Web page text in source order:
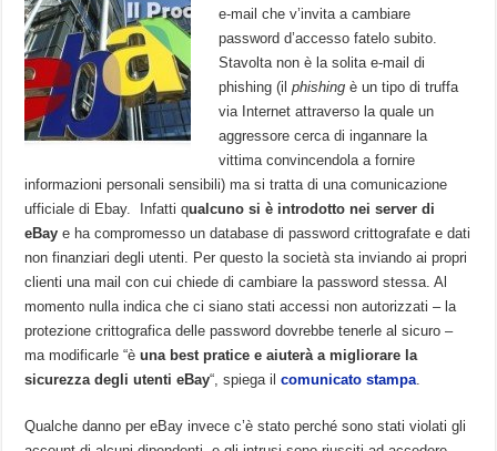
e-mail che v’invita a cambiare
password d’accesso fatelo subito.
Stavolta non è la solita e-mail di
phishing (i lphishing è un tipo di truffa
via Internet attraverso la quale un
aggressore cerca di ingannare la
vittima convincendola a fornire
informazioni personali sensibili) ma si tratta di una comunicazione
ufficiale di Ebay. Infatti qualcuno si è introdotto nei server di
eBay e ha compromesso un database di password crittografate e dati
non finanziari degli utenti. Per questo la società sta inviando ai propri
clienti una mail con cui chiede di cambiare la password stessa. Al
momento nulla indica che ci siano stati accessi non autorizzati – la
protezione crittografica delle password dovrebbe tenerle al sicuro –
ma modificarle “è una best pratice e aiuterà a migliorare la
sicurezza degli utenti eBay“, spiega ilcomunicato stampa.
Qualche danno per eBay invece c’è stato perché sono stati violati gli